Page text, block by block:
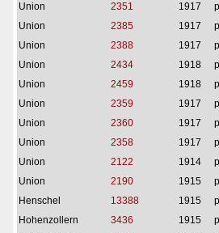
Union
2351 1917
Union
2385 1917
Union
2388 1917
Union
2434 1918
Union
2459 1918
Union
2359 1917
Union
2360 1917
Union
2358 1917
Union
2122 1914
Union
2190 1915
Henschel
13388 1915
Hohenzollern
3436 1915